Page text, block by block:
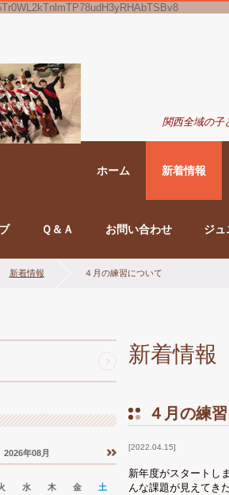
関西全域の子
ホーム 新着情報
Ｑ＆Ａ お問い合わせ ジュ
新着情報 ４月の練習について
新着情報
2022.04.15
４月の練
新年度がスタートし
んな課題が見えてき
»
2026年08月
水 木 金
土